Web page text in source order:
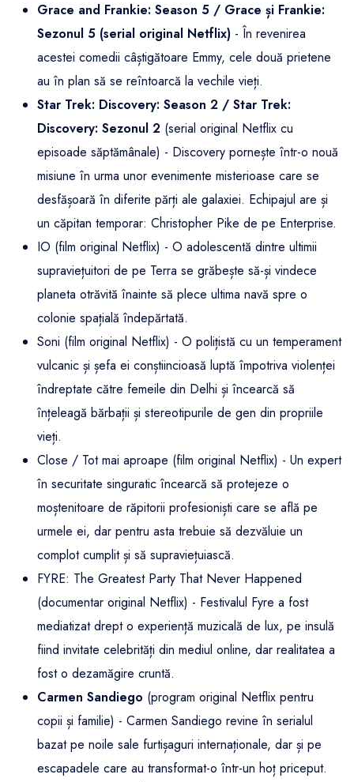
Grace and Frankie: Season 5 / Grace și Frankie:
Sezonul 5 (serial original Netflix) - În revenirea
acestei comedii câștigătoare Emmy, cele două prietene
au în plan să se reîntoarcă la vechile vieți.
Star Trek: Discovery: Season 2 / Star Trek:
Discovery: Sezonul 2 (serial original Netflix cu
episoade săptămânale) - Discovery pornește într-o nouă
misiune în urma unor evenimente misterioase care se
desfășoară în diferite părți ale galaxiei. Echipajul are și
un căpitan temporar: Christopher Pike de pe Enterprise.
IO (film original Netflix) - O adolescentă dintre ultimii
supraviețuitori de pe Terra se grăbește să-și vindece
planeta otrăvită înainte să plece ultima navă spre o
colonie spațială îndepărtată.
Soni (film original Netflix) - O polițistă cu un temperament
vulcanic și șefa ei conștiincioasă luptă împotriva violenței
îndreptate către femeile din Delhi și încearcă să
înțeleagă bărbații și stereotipurile de gen din propriile
vieți.
Close / Tot mai aproape (film original Netflix) - Un expert
în securitate singuratic încearcă să protejeze o
moștenitoare de răpitorii profesioniști care se află pe
urmele ei, dar pentru asta trebuie să dezvăluie un
complot cumplit și să supraviețuiască.
FYRE: The Greatest Party That Never Happened
(documentar original Netflix) - Festivalul Fyre a fost
mediatizat drept o experiență muzicală de lux, pe insulă
fiind invitate celebrități din mediul online, dar realitatea a
fost o dezamăgire cruntă.
Carmen Sandiego (program original Netflix pentru
copii și familie) - Carmen Sandiego revine în serialul
bazat pe noile sale furtișaguri internaționale, dar și pe
escapadele care au transformat-o într-un hoț priceput.